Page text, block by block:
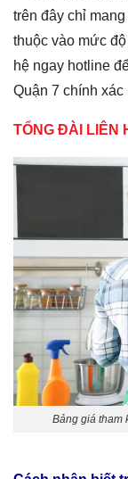
trên đây chỉ
thuộc vào mức
hệ ngay hotline
Quận 7 chính xác
TỔNG ĐÀI LIÊN
Bảng giá tham